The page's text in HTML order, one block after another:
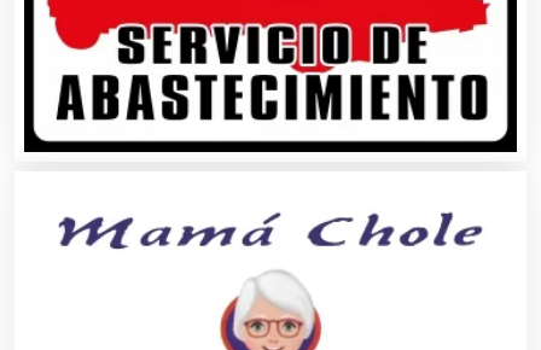
Alquiler de Autos
Alquiler de Equipos para Fiestas
Alquiler de Sillas y Mesas
Alquiler de Trajes de Etiqueta